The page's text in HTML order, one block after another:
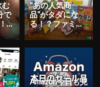
む
で
9
絶
“あの人気商
品”がタダにな
る！？ファミ
マ、「1個買う
と、1個もらえ
ー...
Amazon今日も見